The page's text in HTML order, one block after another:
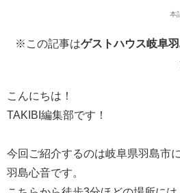
本
※この記事はゲストハウス岐阜
こんにちは！
TAKIBI編集部です！
今回ご紹介するのは岐阜県羽島市
羽島心音です。